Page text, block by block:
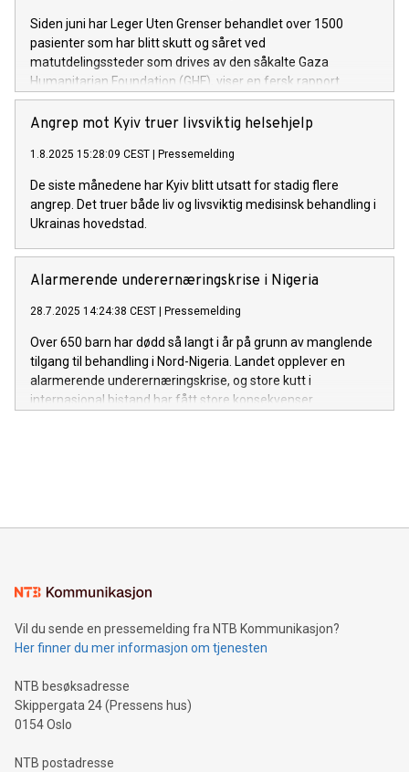
Siden juni har Leger Uten Grenser behandlet over 1500
pasienter som har blitt skutt og såret ved
matutdelingssteder som drives av den såkalte Gaza
Humanitarian Foundation (GHF), viser en fersk rapport.
Angrep mot Kyiv truer livsviktig helsehjelp
1.8.2025 15:28:09 CEST | Pressemelding
De siste månedene har Kyiv blitt utsatt for stadig flere
angrep. Det truer både liv og livsviktig medisinsk behandling i
Ukrainas hovedstad.
Alarmerende underernæringskrise i Nigeria
28.7.2025 14:24:38 CEST | Pressemelding
Over 650 barn har dødd så langt i år på grunn av manglende
tilgang til behandling i Nord-Nigeria. Landet opplever en
alarmerende underernæringskrise, og store kutt i
internasjonal bistand har fått store konsekvenser.
Vil du sende en pressemelding fra NTB Kommunikasjon?
Her finner du mer informasjon om tjenesten
NTB besøksadresse
Skippergata 24 (Pressens hus)
0154 Oslo
NTB postadresse